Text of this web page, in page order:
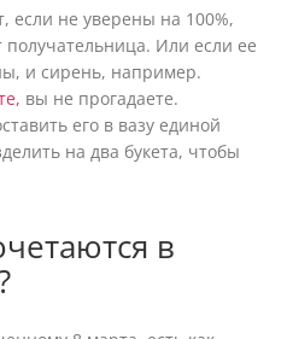
если не уверены на 100%,
Или если ее
и сирень, например.
вы не прогадаете.
его в вазу единой
на два букета, чтобы
в